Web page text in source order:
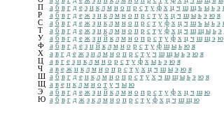
П
а б в г д е з и к л м н о п р с т у ф х ц ч ш щ ъ ы ь э
Р
а б в г д е ж з и к л м н о п р с т у х ц ч ш ы ь э ю я
С
а б в г д е ж з и к л м н о п р с т у ф х ц ч ш ъ ы ь э
Т
а б в г д е ж з и к л м н о п р с т у ф х ц ч ш щ ы ь э
У
а б в г д е ж з и й к л м н о п р с т у ф х ц ч ш щ э ю
Ф
а б в г д е з и й к л м н о р с т у ф ш ы ь ю я
Х
а в г д е ж з и л м н о п р с т у ч ш щ ы ь э ю я
Ц
а в г е з и к л м н о р с т у ф х ы ь э ю я
Ч
а в е ж и к л м н о п р с т у х ц ч ш ы э ю я
Ш а б в г д е и к л м н о п р с т у х ч ш щ ы ь э ю я
Щ а в е и к л м н о т у ч ы ю
Э
а б в г д е ж з и й к л м н о п р с т у ф х ц ч ш ю
Ю а б в г д ж з к л м н о п р с т у ф х ц ч ш щ ю